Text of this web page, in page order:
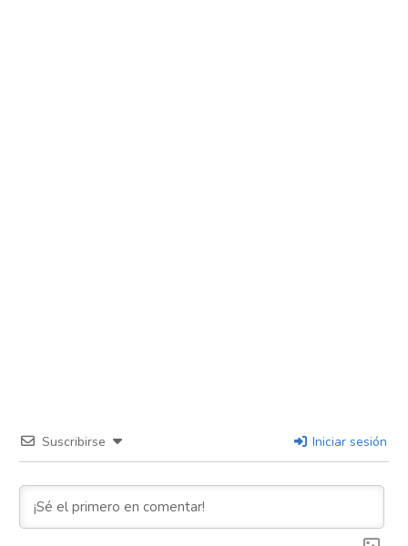
Suscribirse Iniciar sesión